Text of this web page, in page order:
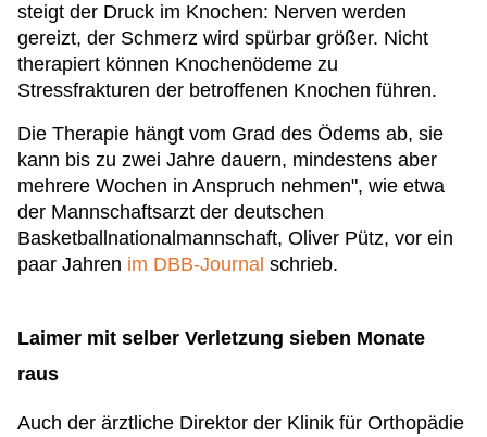
steigt der Druck im Knochen: Nerven werden
gereizt, der Schmerz wird spürbar größer. Nicht
therapiert können Knochenödeme zu
Stressfrakturen der betroffenen Knochen führen.
Die Therapie hängt vom Grad des Ödems ab, sie
kann bis zu zwei Jahre dauern, mindestens aber
mehrere Wochen in Anspruch nehmen", wie etwa
der Mannschaftsarzt der deutschen
Basketballnationalmannschaft, Oliver Pütz, vor ein
paar Jahren im DBB-Journal schrieb.
Laimer mit selber Verletzung sieben Monate
raus
Auch der ärztliche Direktor der Klinik für Orthopädie